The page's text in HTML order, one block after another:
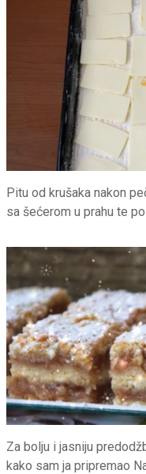
Pitu od krušaka nakon
sa šećerom u prahu te
Za bolju i jasniju
kako sam ja pripremao